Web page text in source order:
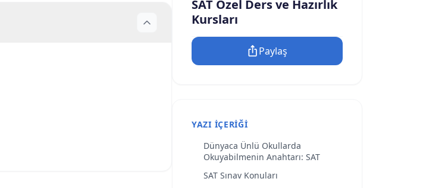
SAT Özel Ders ve Hazırlık
Kursları
Paylaş
YAZI İÇERIĞI
Dünyaca Ünlü Okullarda
Okuyabilmenin Anahtarı: SAT
SAT Sınav Konuları